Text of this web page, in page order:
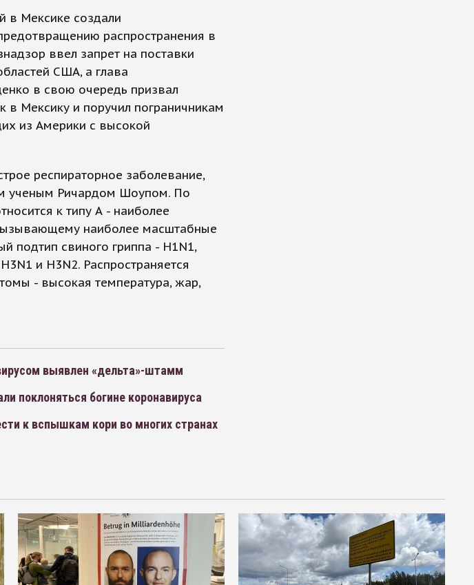
в Мексике создали
распространения в
ввел запрет на поставки
США, а глава
в свою очередь призвал
в Мексику и поручил пограничникам
из Америки с высокой
респираторное заболевание,
ученым Ричардом Шоупом. По
к типу А - наиболее
наиболее масштабные
подтип свиного гриппа - H1N1,
и H3N2. Распространяется
- высокая температура, жар,
выявлен «дельта»-штамм
поклоняться богине коронавируса
к вспышкам кори во многих странах